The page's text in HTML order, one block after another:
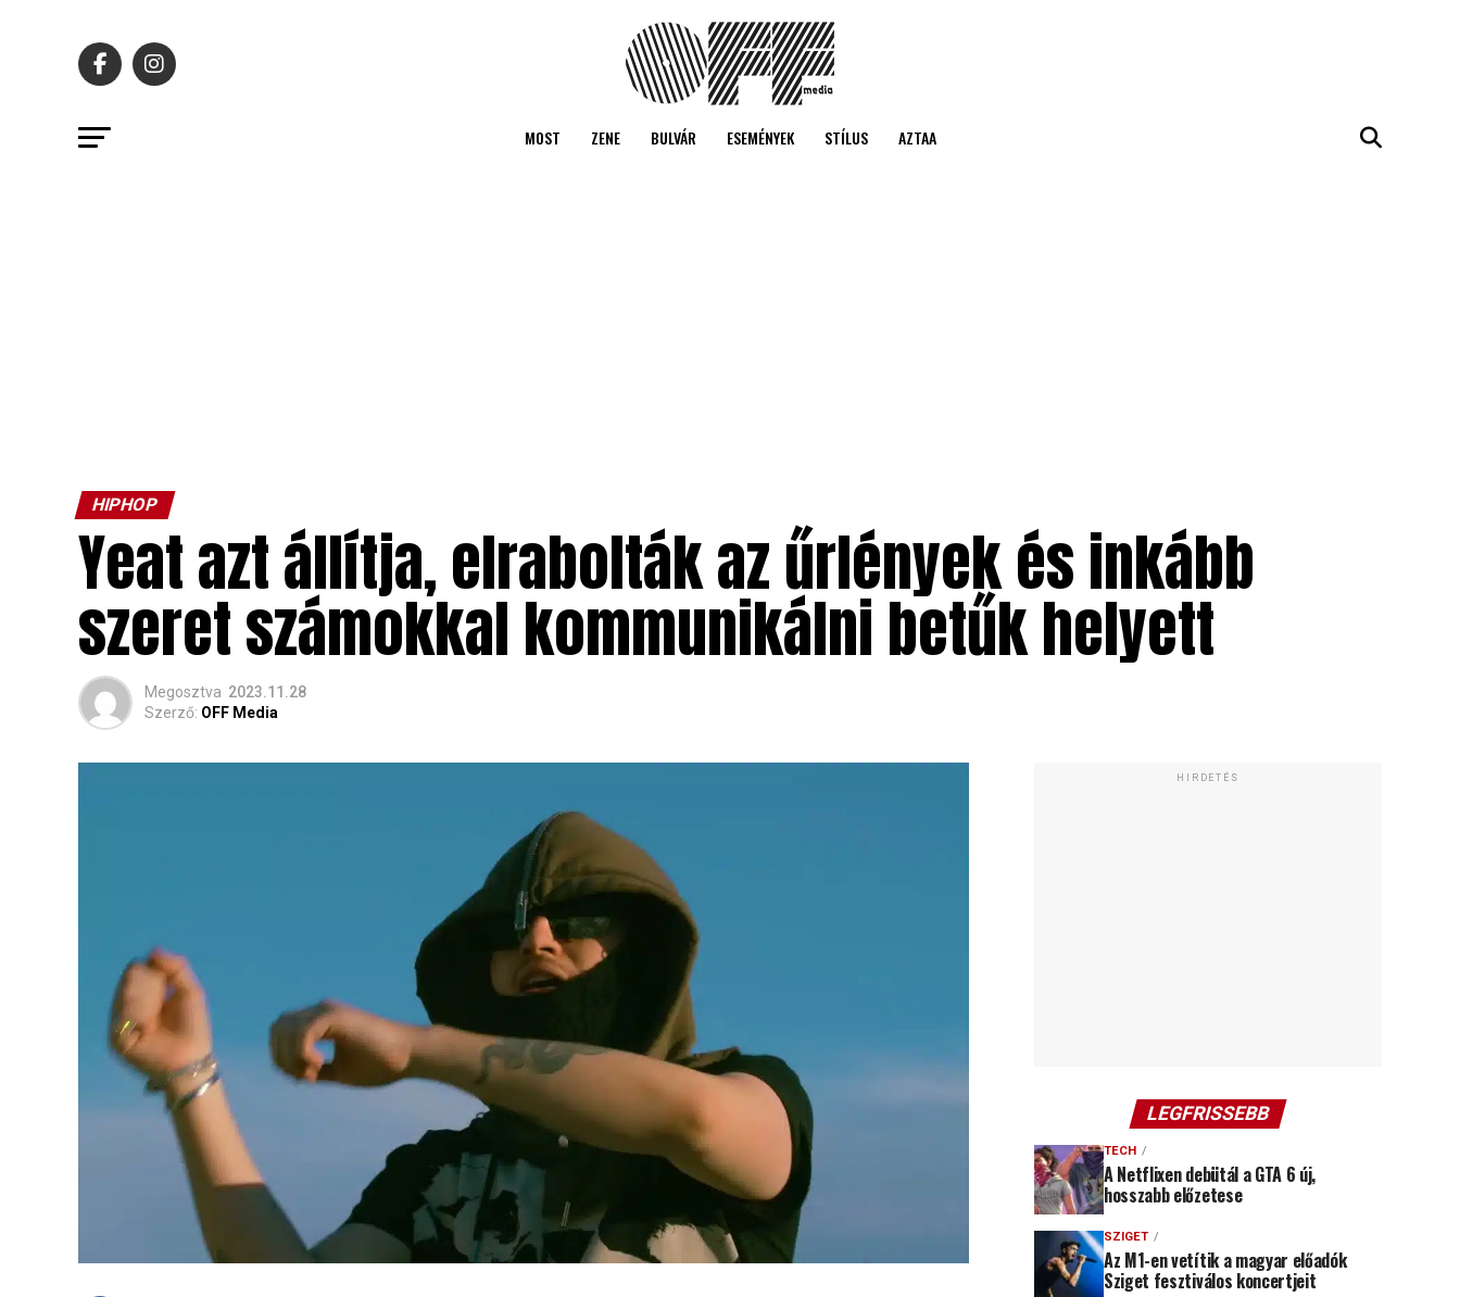
MOST ZENE BULVÁR ESEMÉNYEK STÍLUS AZTAA
HIPHOP
Yeat azt állítja, elrabolták az űrlények és inkább
szeret számokkal kommunikálni betűk helyett
Megosztva 2023.11.28
Szerző: OFF Media
HIRDETÉS
LEGFRISSEBB
TECH
A Netflixen debütál a GTA 6 új,
hosszabb előzetese
SZIGET
Az M1-en vetítik a magyar előadók
Sziget fesztiválos koncertjeit